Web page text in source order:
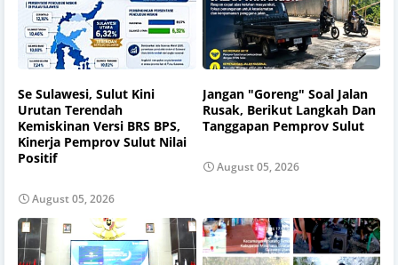
Se Sulawesi, Sulut Kini
Urutan Terendah
Kemiskinan Versi BRS BPS,
Kinerja Pemprov Sulut Nilai
Positif
August 05, 2026
Jangan "Goreng" Soal Jalan
Rusak, Berikut Langkah Dan
Tanggapan Pemprov Sulut
August 05, 2026